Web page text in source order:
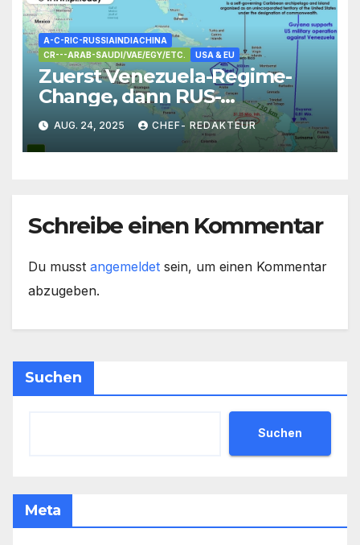
A-C-RIC-RUSSIAINDIACHINA
CR---ARAB-SAUDI/VAE/EGY/ETC.
USA & EU
Zuerst Venezuela-Regime-
Change, dann RUS-
Sanktionen (oder
Kapitulation): West-Träume
ohne Wirklichkeits- Chance
AUG. 24, 2025 CHEF- REDAKTEUR
Schreibe einen Kommentar
Du musst angemeldet sein, um einen Kommentar
abzugeben.
Suchen
Suchen
Meta